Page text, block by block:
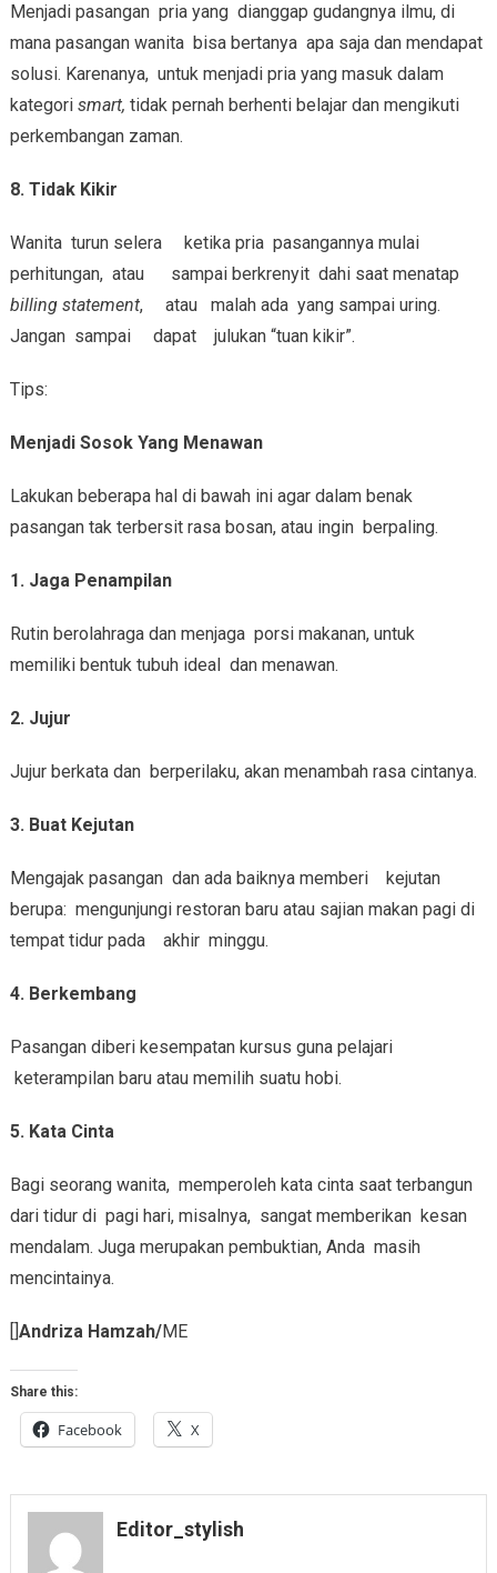
Menjadi pasangan pria yang dianggap gudangnya ilmu, di
mana pasangan wanita bisa bertanya apa saja dan mendapat
solusi. Karenanya, untuk menjadi pria yang masuk dalam
kategori smart, tidak pernah berhenti belajar dan mengikuti
perkembangan zaman.
8. Tidak Kikir
Wanita turun selera ketika pria pasangannya mulai
perhitungan, atau sampai berkrenyit dahi saat menatap
billing statement, atau malah ada yang sampai uring.
Jangan sampai dapat julukan “tuan kikir”.
Tips:
Menjadi Sosok Yang Menawan
Lakukan beberapa hal di bawah ini agar dalam benak
pasangan tak terbersit rasa bosan, atau ingin berpaling.
1. Jaga Penampilan
Rutin berolahraga dan menjaga porsi makanan, untuk
memiliki bentuk tubuh ideal dan menawan.
2. Jujur
Jujur berkata dan berperilaku, akan menambah rasa cintanya.
3. Buat Kejutan
Mengajak pasangan dan ada baiknya memberi kejutan
berupa: mengunjungi restoran baru atau sajian makan pagi di
tempat tidur pada akhir minggu.
4. Berkembang
Pasangan diberi kesempatan kursus guna pelajari
keterampilan baru atau memilih suatu hobi.
5. Kata Cinta
Bagi seorang wanita, memperoleh kata cinta saat terbangun
dari tidur di pagi hari, misalnya, sangat memberikan kesan
mendalam. Juga merupakan pembuktian, Anda masih
mencintainya.
[]Andriza Hamzah/ME
Share this:
Facebook X
Editor_stylish